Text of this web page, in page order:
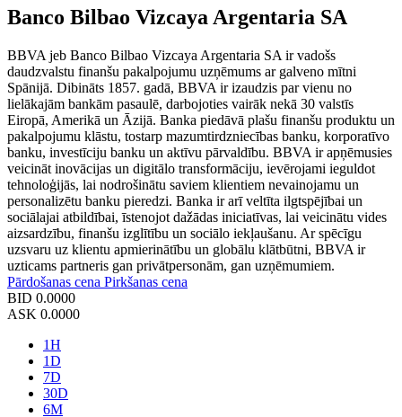
Banco Bilbao Vizcaya Argentaria SA
BBVA jeb Banco Bilbao Vizcaya Argentaria SA ir vadošs
daudzvalstu finanšu pakalpojumu uzņēmums ar galveno mītni
Spānijā. Dibināts 1857. gadā, BBVA ir izaudzis par vienu no
lielākajām bankām pasaulē, darbojoties vairāk nekā 30 valstīs
Eiropā, Amerikā un Āzijā. Banka piedāvā plašu finanšu produktu un
pakalpojumu klāstu, tostarp mazumtirdzniecības banku, korporatīvo
banku, investīciju banku un aktīvu pārvaldību. BBVA ir apņēmusies
veicināt inovācijas un digitālo transformāciju, ievērojami ieguldot
tehnoloģijās, lai nodrošinātu saviem klientiem nevainojamu un
personalizētu banku pieredzi. Banka ir arī veltīta ilgtspējībai un
sociālajai atbildībai, īstenojot dažādas iniciatīvas, lai veicinātu vides
aizsardzību, finanšu izglītību un sociālo iekļaušanu. Ar spēcīgu
uzsvaru uz klientu apmierinātību un globālu klātbūtni, BBVA ir
uzticams partneris gan privātpersonām, gan uzņēmumiem.
Pārdošanas cena Pirkšanas cena
BID 0.0000
ASK 0.0000
1H
1D
7D
30D
6M